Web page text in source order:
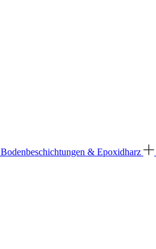
Bodenbeschichtungen & Epoxidharz